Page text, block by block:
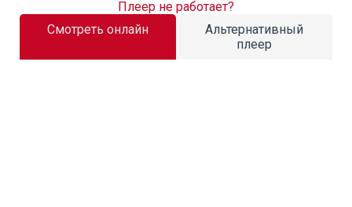
Смотреть онлайн
Альтернативный
плеер
Плеер не работает?